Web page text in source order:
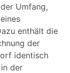
Umfang,
enthält die
der
identisch
der